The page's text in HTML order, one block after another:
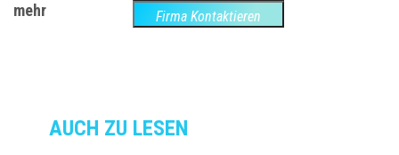
mehr
Website
Firma Kontaktieren
AUCH ZU LESEN